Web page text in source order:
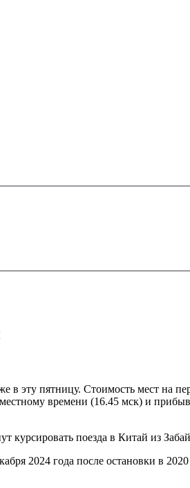
эту пятницу. Стоимость мест на
времени (16.45 мск) и
курсировать поезда в Китай из
2024 года после остановки в